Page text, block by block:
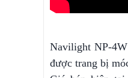
Navilight NP-
được trang bị